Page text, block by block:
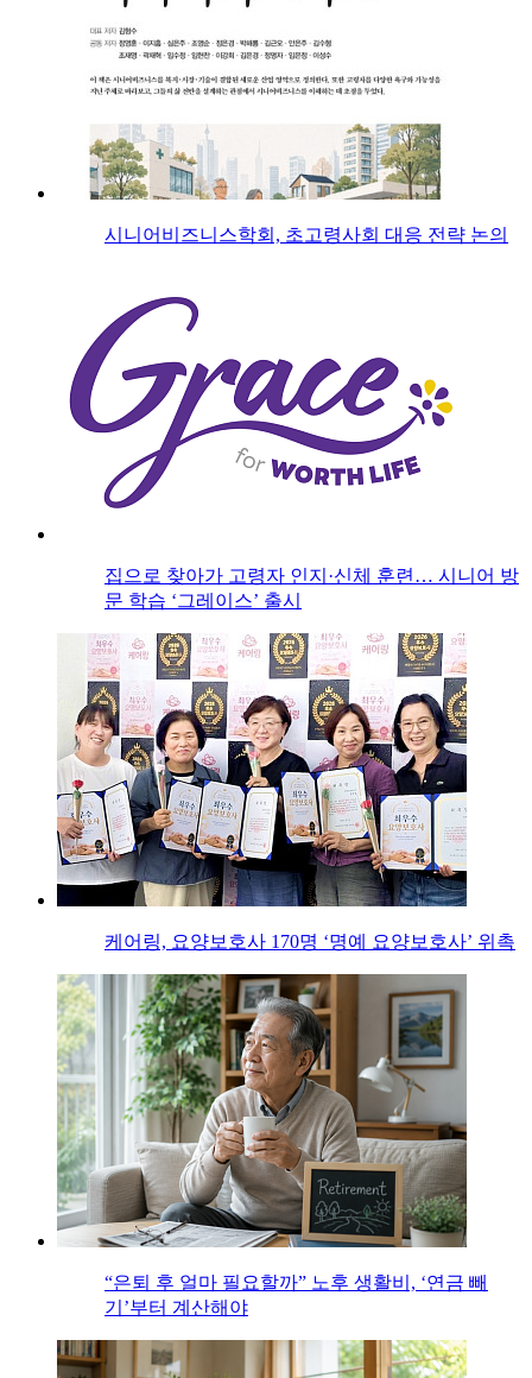
시니어비즈니스학회, 초고령사회 대응 전략 논의
집으로 찾아가 고령자 인지·신체 훈련… 시니어 방
문 학습 ‘그레이스’ 출시
케어링, 요양보호사 170명 ‘명예 요양보호사’ 위촉
“은퇴 후 얼마 필요할까” 노후 생활비, ‘연금 빼
기’부터 계산해야